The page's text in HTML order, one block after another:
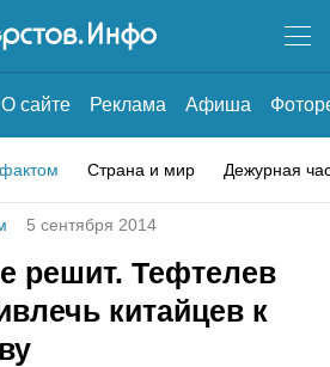
О сайте Реклама Афиша
Страна и мир Дежурная
5 сентября 2014
решит. Тефтелев
китайцев к